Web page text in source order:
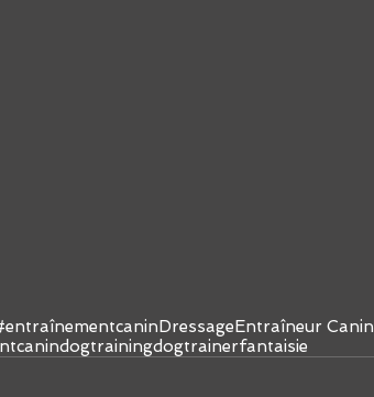
DressageEntraîneur Canin
dogtrainingdogtrainerfantaisie